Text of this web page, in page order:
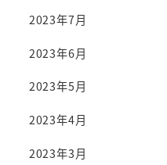
2023年7月
2023年6月
2023年5月
2023年4月
2023年3月